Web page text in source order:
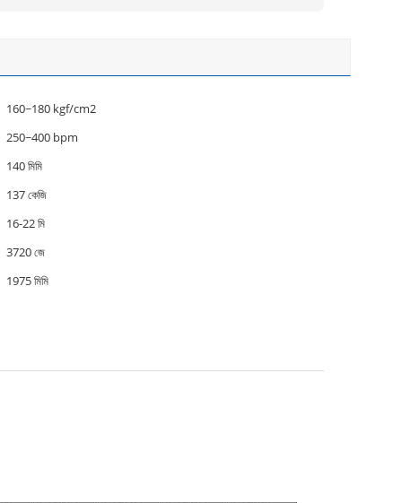
160~180 kgf/cm2
250~400 bpm
140 মিমি
137 কেজি
16-22 মি
3720 জে
1975 মিমি